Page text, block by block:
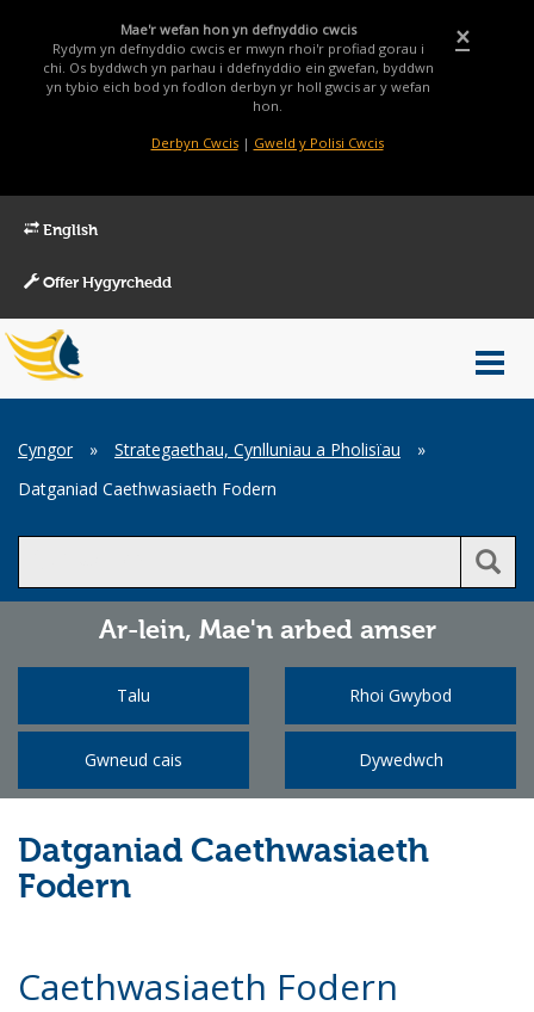
×
Mae'r wefan hon yn defnyddio cwcis
Rydym yn defnyddio cwcis er mwyn rhoi'r profiad gorau i
chi. Os byddwch yn parhau i ddefnyddio ein gwefan, byddwn
yn tybio eich bod yn fodlon derbyn yr holl gwcis ar y wefan
hon.
Derbyn Cwcis| Gweld y Polisi Cwcis
English
Offer Hygyrchedd
Main
Menu
Breadcrumb
Cyngor » Strategaethau, Cynlluniau a Pholisïau
»
Datganiad Caethwasiaeth Fodern
Ar-lein, Mae'n arbed amser
Talu Rhoi Gwybod
Gwneud cais Dywedwch
Datganiad Caethwasiaeth
Fodern
Caethwasiaeth Fodern